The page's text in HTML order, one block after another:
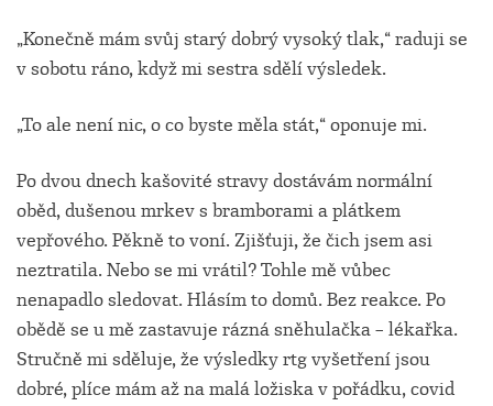
„Konečně mám svůj starý dobrý vysoký tlak,“ raduji se
v sobotu ráno, když mi sestra sdělí výsledek.
„To ale není nic, o co byste měla stát,“ oponuje mi.
Po dvou dnech kašovité stravy dostávám normální
oběd, dušenou mrkev s bramborami a plátkem
vepřového. Pěkně to voní. Zjišťuji, že čich jsem asi
neztratila. Nebo se mi vrátil? Tohle mě vůbec
nenapadlo sledovat. Hlásím to domů. Bez reakce. Po
obědě se u mě zastavuje rázná sněhulačka – lékařka.
Stručně mi sděluje, že výsledky rtg vyšetření jsou
dobré, plíce mám až na malá ložiska v pořádku, covid